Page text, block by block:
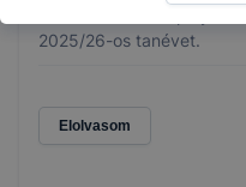
2025/26-os tanévet.
Elolvasom